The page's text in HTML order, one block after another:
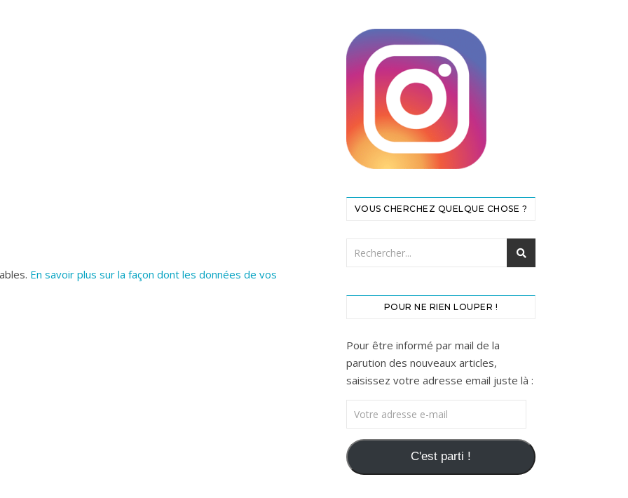
En savoir plus sur la façon dont les données de vos
VOUS CHERCHEZ QUELQUE CHOSE ?
POUR NE RIEN LOUPER !
Pour être informé par mail de la
parution des nouveaux articles,
saisissez votre adresse email juste là :
Votre adresse e-mail
C'est parti !